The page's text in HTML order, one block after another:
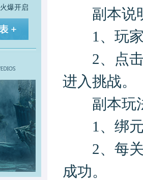
火爆开启
副本说
1、玩家
2、点击
进入挑战。
副本玩
1、绑元
2、每关
成功。